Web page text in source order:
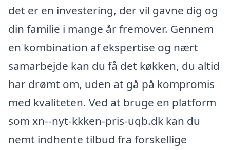
det er en investering, der vil gavne dig og
din familie i mange år fremover. Gennem
en kombination af ekspertise og nært
samarbejde kan du få det køkken, du altid
har drømt om, uden at gå på kompromis
med kvaliteten. Ved at bruge en platform
som xn--nyt-kkken-pris-uqb.dk kan du
nemt indhente tilbud fra forskellige